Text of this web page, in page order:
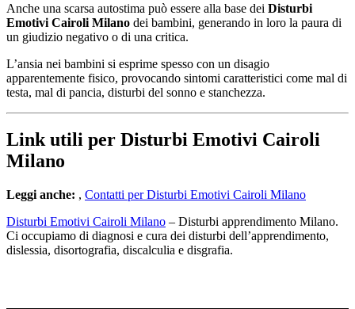
Anche una scarsa autostima può essere alla base dei Disturbi
Emotivi Cairoli Milano dei bambini, generando in loro la paura di
un giudizio negativo o di una critica.
L’ansia nei bambini si esprime spesso con un disagio
apparentemente fisico, provocando sintomi caratteristici come mal di
testa, mal di pancia, disturbi del sonno e stanchezza.
Link utili per Disturbi Emotivi Cairoli
Milano
Leggi anche: , Contatti per Disturbi Emotivi Cairoli Milano
Disturbi Emotivi Cairoli Milano – Disturbi apprendimento Milano.
Ci occupiamo di diagnosi e cura dei disturbi dell’apprendimento,
dislessia, disortografia, discalculia e disgrafia.